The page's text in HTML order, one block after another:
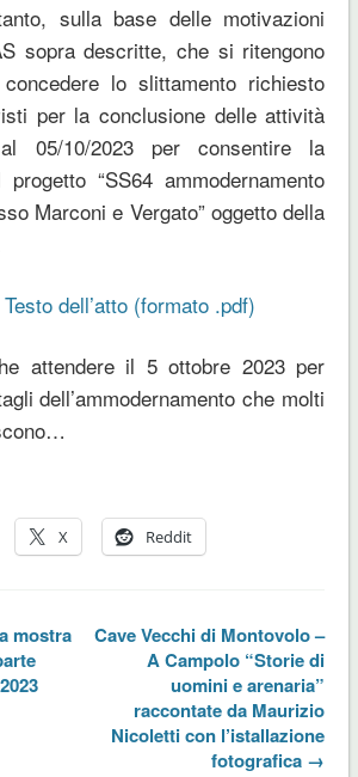
sulla base delle motivazioni
sopra descritte, che si ritengono
lo slittamento richiesto
per la conclusione delle attività
05/10/2023 per consentire la
“SS64 ammodernamento
Marconi e Vergato” oggetto della
Testo dell’atto (formato .pdf)
attendere il 5 ottobre 2023 per
dell’ammodernamento che molti
X Reddit
mostra
Cave Vecchi di Montovolo –
A Campolo “Storie di
uomini e arenaria”
raccontate da Maurizio
Nicoletti con l’istallazione
fotografica →